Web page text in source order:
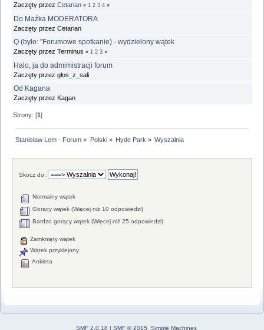
Zaczęty przez Cetarian « 1 2 3 4 »
Do Maźka MODERATORA
Zaczęty przez Cetarian
Q (było: "Forumowe spotkanie) - wydzielony wątek
Zaczęty przez Terminus « 1 2 3 »
Halo, ja do admimistracji forum
Zaczęty przez głos_z_sali
Od Kagana
Zaczęty przez Kagan
Strony: [1]
Stanisław Lem - Forum » Polski» Hyde Park » Wyszalnia
Skocz do:
Normalny wątek
Gorący wątek (Więcej niż 10 odpowiedzi)
Bardzo gorący wątek (Więcej niż 25 odpowiedzi)
Zamknięty wątek
Wątek przyklejony
Ankieta
SMF 2.0.18 | SMF © 2015 Simple Machines